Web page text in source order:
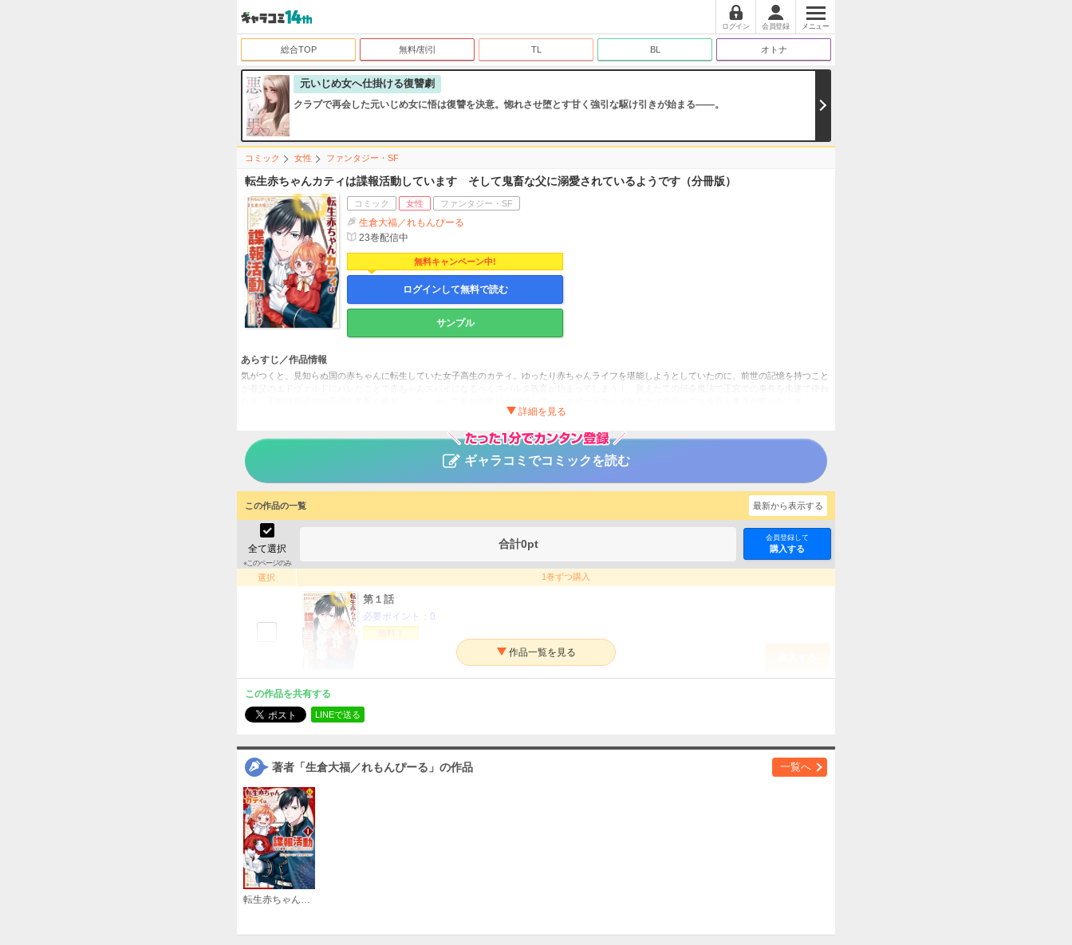
ログイン 会員登録 メニュー
総合TOP 無料/割引 TL BL オトナ
元いじめ女へ仕掛ける復讐劇
クラブで再会した元いじめ女に悟は復讐を決意。惚れさせ堕とす甘く強引な駆け引きが始まる――。
コミック 女性 ファンタジー・SF
転生赤ちゃんカティは諜報活動しています そして鬼畜な父に溺愛されているようです（分冊版）
コミック 女性 ファンタジー・SF
生倉大福／れもんぴーる
23巻配信中
無料キャンペーン中!
ログインして無料で読む
サンプル
あらすじ／作品情報
気がつくと、見知らぬ国の赤ちゃんに転生していた女子高生のカティ。ゆったり赤ちゃんライフを堪能しようとしていたのに、前世の記憶を持つこと
が養父のエドヴァルドにバレたことで赤ちゃんスパイになるべくスパルタ教育が始まってしまう！ 覚えたての伝令魔法で王宮での事件を未遂で終わ
タイトル 転生赤ちゃんカティは諜報活動しています そして鬼畜な父に溺愛されているようです（分冊版）
女性／ファンタジー・SF
掲載誌
出版社
ギャラコミでコミックを読む
この作品の一覧
全て選択
※このページのみ
合計0pt 会員登録して
購入する
選択 1巻ずつ購入
最新から表示する
第１話
必要ポイント： 0
無料！
必要ポイント：
購入する
この作品を共有する
LINEで送る
著者「生倉大福／れもんぴーる」の作品 一覧へ